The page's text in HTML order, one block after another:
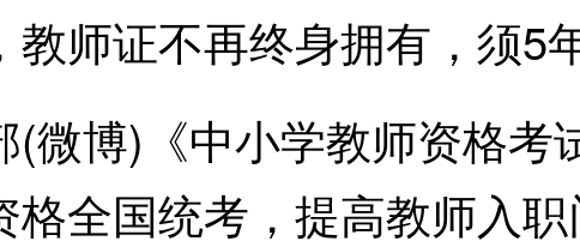
师证不再终身拥有，须5
博)《中小学教师资格考
格全国统考，提高教师入